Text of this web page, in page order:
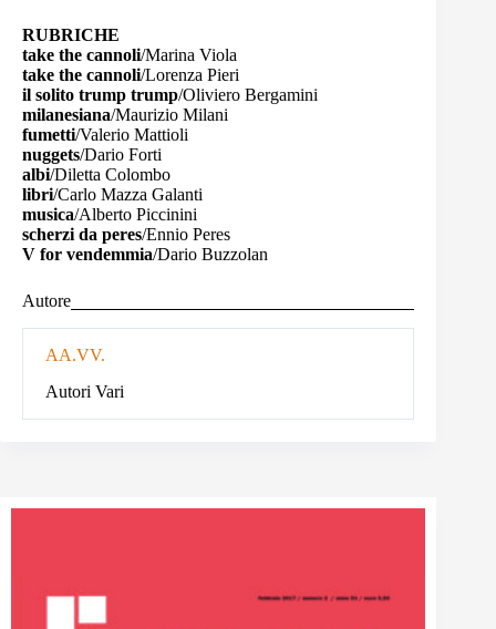
RUBRICHE
take the cannoli/Marina Viola
take the cannoli/Lorenza Pieri
il solito trump trump/Oliviero Bergamini
milanesiana/Maurizio Milani
fumetti/Valerio Mattioli
nuggets/Dario Forti
albi/Diletta Colombo
libri/Carlo Mazza Galanti
musica/Alberto Piccinini
scherzi da peres/Ennio Peres
V for vendemmia/Dario Buzzolan
Autore
AA.VV.
Autori Vari